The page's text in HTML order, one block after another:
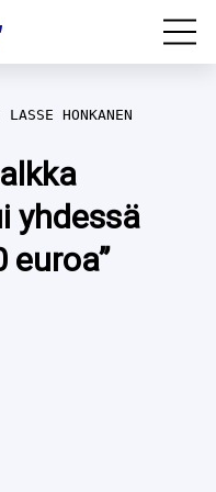
LASSE HONKANEN
yhdessä
euroa”